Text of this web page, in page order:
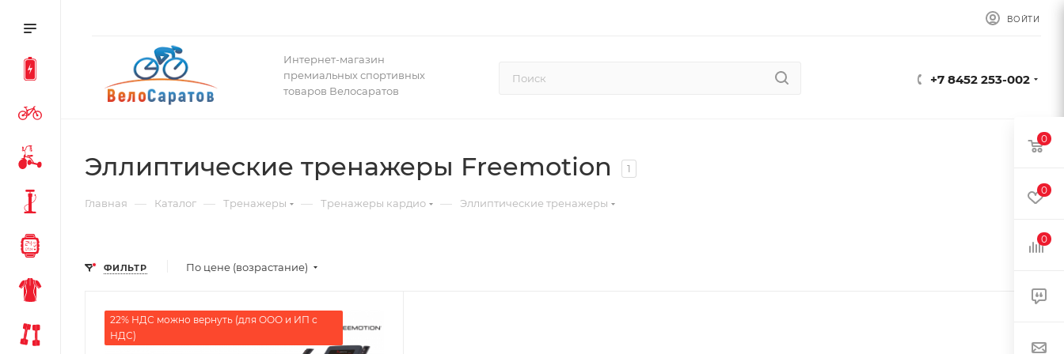
ВОЙТИ
Интернет-магазин
премиальных спортивных
товаров Велосаратов
+7 8452 253-002
Эллиптические тренажеры Freemotion 1
Главная — Каталог — Тренажеры — Тренажеры кардио — Эллиптические тренажеры
ФИЛЬТР По цене (возрастание)
22% НДС можно вернуть (для ООО и ИП с
НДС)
0
0
0